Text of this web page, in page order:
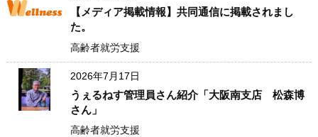
【メディア掲載情報】共同通信に掲載されまし
た。
高齢者就労支援
2026年7月17日
うぇるねす管理員さん紹介「大阪南支店 松森博
さん」
高齢者就労支援